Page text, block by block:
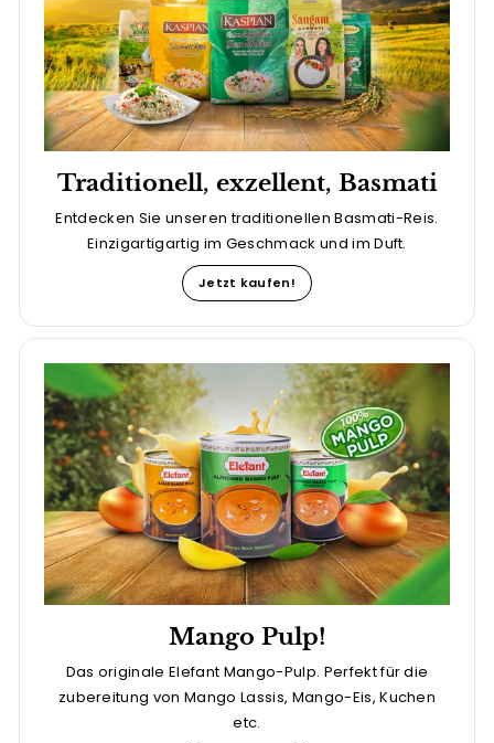
Traditionell, exzellent, Basmati
Entdecken Sie unseren traditionellen Basmati-Reis.
Einzigartigartig im Geschmack und im Duft.
Jetzt kaufen!
Mango Pulp!
Das originale Elefant Mango-Pulp. Perfekt für die
zubereitung von Mango Lassis, Mango-Eis, Kuchen
etc.